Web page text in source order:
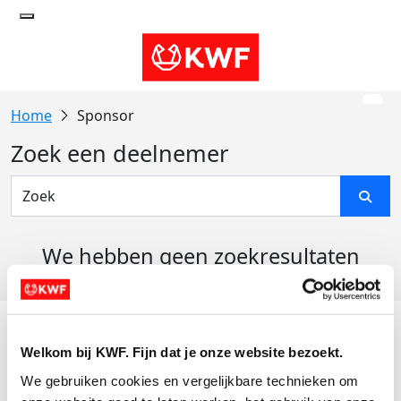
Welkom bij KWF. Fijn dat je onze website bezoekt.
We gebruiken cookies en vergelijkbare technieken om
Sponsor
Zoek een deelnemer
We hebben geen zoekresultaten
Actiematerialen
Evenementen